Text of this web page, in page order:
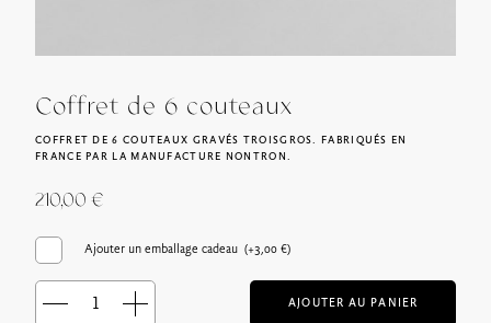
Coffret de 6 couteaux
COFFRET DE 6 COUTEAUX GRAVÉS TROISGROS. FABRIQUÉS EN
FRANCE PAR LA MANUFACTURE NONTRON.
210,00€
Ajouter un emballage cadeau (+3,00 €)
quantité
AJOUTER AU PANIER